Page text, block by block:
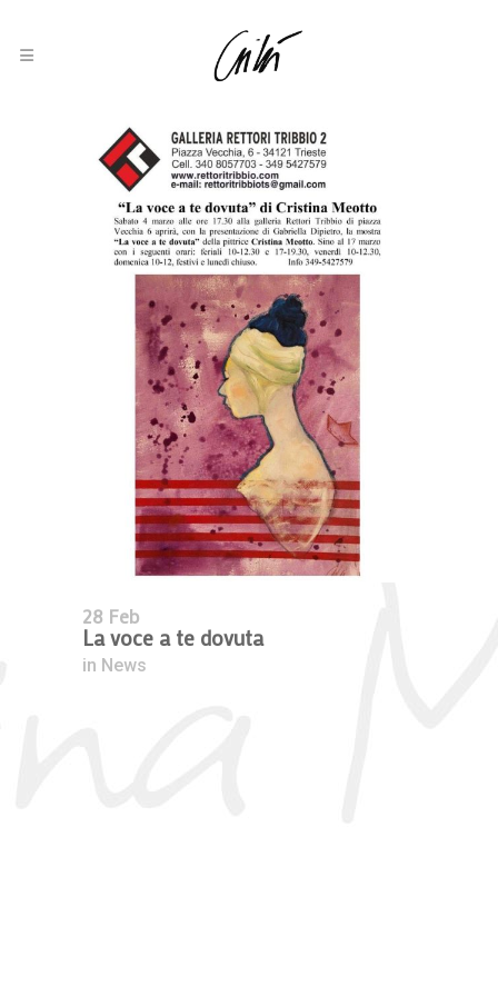
Elena Lucrezia Cornaro Piscopia
2022, In Evidenza, Olio Su Tela
28 Feb
La voce a te dovuta
in News